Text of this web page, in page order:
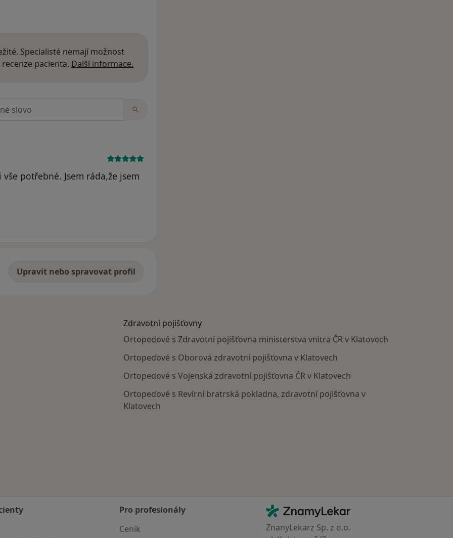
Specialisté nemají možnost
pacienta. Další informace.
potřebné. Jsem ráda,že jsem
Upravit nebo spravovat profil
Zdravotní pojišťovny
Ortopedové s Zdravotní pojišťovna ministerstva vnitra ČR v Klatovech
Ortopedové s Oborová zdravotní pojišťovna v Klatovech
Ortopedové s Vojenská zdravotní pojišťovna ČR v Klatovech
Ortopedové s Revírní bratrská pokladna, zdravotní pojišťovna v
Klatovech
Pro profesionály
Ceník
Kontakt
ZnamyLekar - Hlavní stránka
ZnanyLekarz Sp. z o.o.